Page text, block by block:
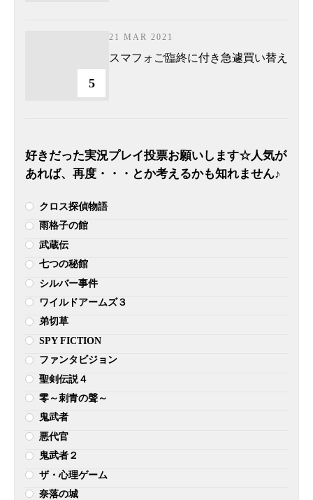
5
21 MAR 2021
スマフォご臨終に付き急遽買い替え
好きだった実況プレイ投票お願いします☆人気が
あれば、再度・・・とか考えるかも知れません♪
クロス探偵物語
雨格子の館
武蔵伝
七つの秘館
シルバー事件
ワイルドアームズ３
弟切草
SPY FICTION
ファンタビジョン
聖剣伝説４
零～刺青の聲～
鬼武者
悪代官
鬼武者２
ザ・心理ゲーム
奈落の城